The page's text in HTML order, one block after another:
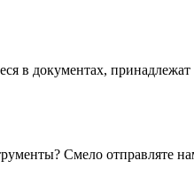
в документах, принадлежат
Смело отправляте